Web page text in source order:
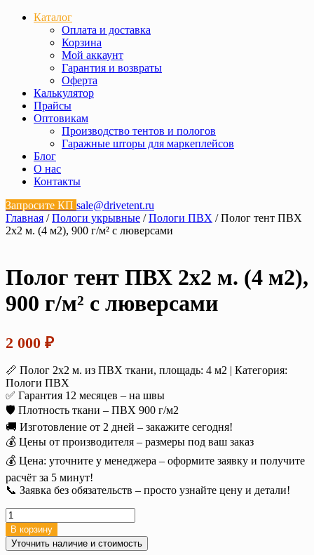
Каталог
Оплата и доставка
Корзина
Мой аккаунт
Гарантия и возвраты
Оферта
Калькулятор
Прайсы
Оптовикам
Производство тентов и пологов
Гаражные шторы для маркеплейсов
Блог
О нас
Контакты
Запросите КП sale@drivetent.ru
Главная /Пологи укрывные /Пологи ПВХ / Полог тент ПВХ
2х2 м. (4 м2), 900 г/м² с люверсами
Полог тент ПВХ 2х2 м. (4 м2),
900 г/м² с люверсами
2 000 ₽
📏 Полог 2х2 м. из ПВХ ткани, площадь: 4 м2 | Категория:
Пологи ПВХ
✅ Гарантия 12 месяцев – на швы
🛡️ Плотность ткани – ПВХ 900 г/м2
🚚 Изготовление от 2 дней – закажите сегодня!
💰 Цены от производителя – размеры под ваш заказ
💰 Цена: уточните у менеджера – оформите заявку и получите
расчёт за 5 минут!
📞 Заявка без обязательств – просто узнайте цену и детали!
Количество
товара
Полог
тент
В корзину
Уточнить наличие и стоимость